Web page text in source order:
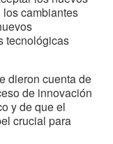
cambiantes
tecnológicas
dieron cuenta de
de innovación
y de que el
crucial para